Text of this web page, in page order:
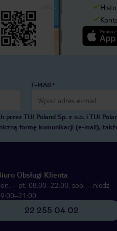
E-MAIL*
przez TUI Poland Sp. z o.o. i TUI
formę komunikacji (e-mail),
Obsługi Klienta
– pt. 08:00–22:00, sob. – niedz.
22 255 04 02